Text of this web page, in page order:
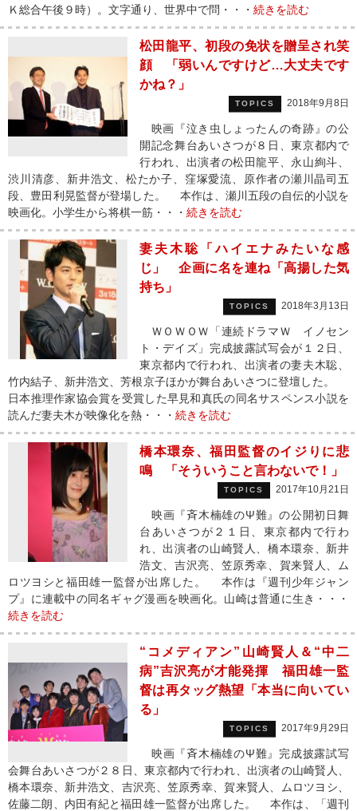
Ｋ総合午後９時）。文字通り、世界中で問・・・ 続きを読む
松田龍平、初段の免状を贈呈され笑
顔 「弱いんですけど…大丈夫です
かね？」
TOPICS 2018年9月8日
映画『泣き虫しょったんの奇跡』の公
開記念舞台あいさつが８日、東京都内で
行われ、出演者の松田龍平、永山絢斗、
渋川清彦、新井浩文、松たか子、窪塚愛流、原作者の瀬川晶司五
段、豊田利晃監督が登場した。 本作は、瀬川五段の自伝的小説を
映画化。小学生から将棋一筋・・・ 続きを読む
妻夫木聡「ハイエナみたいな感
じ」 企画に名を連ね「高揚した気
持ち」
TOPICS 2018年3月13日
ＷＯＷＯＷ「連続ドラマＷ イノセン
ト・デイズ」完成披露試写会が１２日、
東京都内で行われ、出演者の妻夫木聡、
竹内結子、新井浩文、芳根京子ほかが舞台あいさつに登壇した。
日本推理作家協会賞を受賞した早見和真氏の同名サスペンス小説を
読んだ妻夫木が映像化を熱・・・ 続きを読む
橋本環奈、福田監督のイジりに悲
鳴 「そういうこと言わないで！」
TOPICS 2017年10月21日
映画『斉木楠雄のΨ難』の公開初日舞
台あいさつが２１日、東京都内で行わ
れ、出演者の山崎賢人、橋本環奈、新井
浩文、吉沢亮、笠原秀幸、賀来賢人、ム
ロツヨシと福田雄一監督が出席した。 本作は『週刊少年ジャン
プ』に連載中の同名ギャグ漫画を映画化。山崎は普通に生き・・・
続きを読む
“コメディアン”山崎賢人＆“中二
病”吉沢亮が才能発揮 福田雄一監
督は再タッグ熱望「本当に向いてい
る」
TOPICS 2017年9月29日
映画『斉木楠雄のΨ難』完成披露試写
会舞台あいさつが２８日、東京都内で行われ、出演者の山崎賢人、
橋本環奈、新井浩文、吉沢亮、笠原秀幸、賀来賢人、ムロツヨシ、
佐藤二朗、内田有紀と福田雄一監督が出席した。 本作は、「週刊